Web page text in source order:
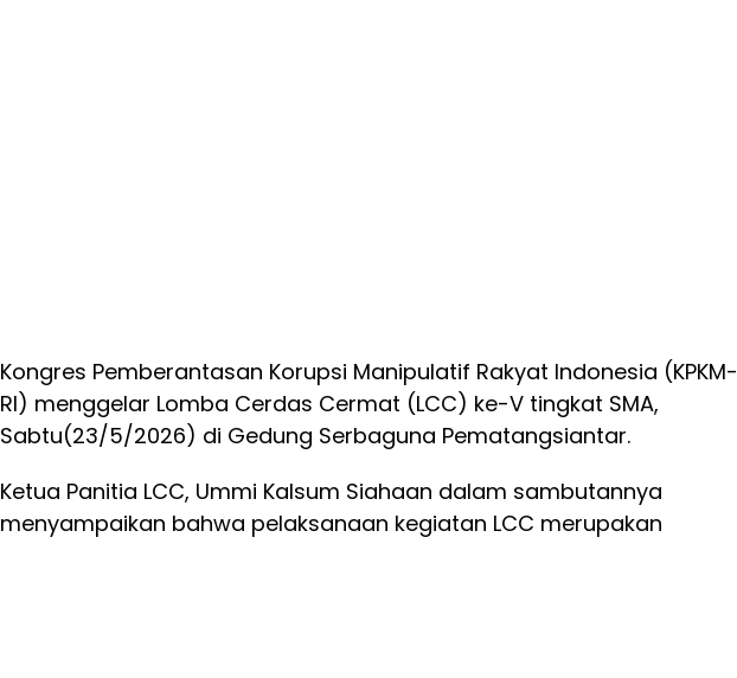
Kongres Pemberantasan Korupsi Manipulatif Rakyat Indonesia (KPKM-
RI) menggelar Lomba Cerdas Cermat (LCC) ke-V tingkat SMA,
Sabtu(23/5/2026) di Gedung Serbaguna Pematangsiantar.
Ketua Panitia LCC, Ummi Kalsum Siahaan dalam sambutannya
menyampaikan bahwa pelaksanaan kegiatan LCC merupakan